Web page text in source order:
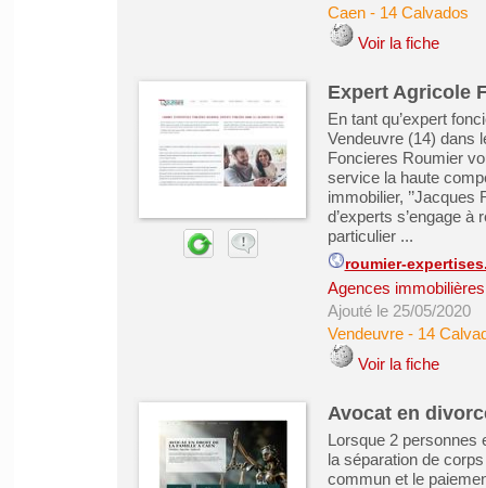
Caen- 14 Calvados
Voir la fiche
Expert Agricole
En tant qu’expert
Vendeuvre (14) dans
Foncieres Roumier
service la haute
immobilier,
d’experts s’engage
particulier ...
roumier-
Agences
Ajouté le 25/05/2020
Vendeuvre- 14
Voir la fiche
Avocat en
Lorsque 2 personnes
la séparation de
commun et le